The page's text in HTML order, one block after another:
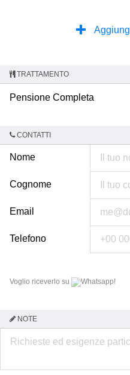
TRATTAMENTO
Pensione Completa
CONTATTI
Nome
Cognome
Email
Telefono
Voglio riceverlo su Whatsapp!
NOTE